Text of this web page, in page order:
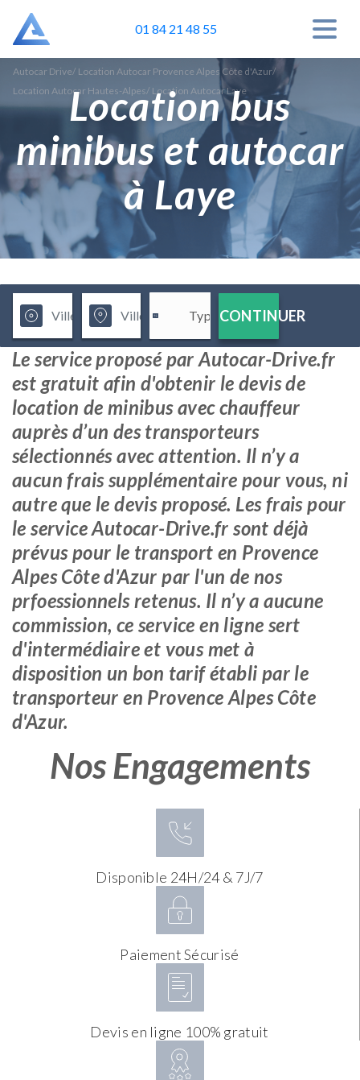
01 84 21 48 55
Autocar Drive/ Location Autocar Provence Alpes Côte d'Azur/
Location Autocar Hautes-Alpes/ Location Autocar Laye
Location bus
minibus et autocar
à Laye
CONTINUER
Le service proposé par Autocar-Drive.fr
est gratuit afin d'obtenir le devis de
location de minibus avec chauffeur
auprès d’un des transporteurs
sélectionnés avec attention. Il n’y a
aucun frais supplémentaire pour vous, ni
autre que le devis proposé. Les frais pour
le service Autocar-Drive.fr sont déjà
prévus pour le transport en Provence
Alpes Côte d'Azur par l'un de nos
prfoessionnels retenus. Il n’y a aucune
commission, ce service en ligne sert
d'intermédiaire et vous met à
disposition un bon tarif établi par le
transporteur en Provence Alpes Côte
d'Azur.
Nos Engagements
Disponible 24H/24 & 7J/7
Paiement Sécurisé
Devis en ligne 100% gratuit